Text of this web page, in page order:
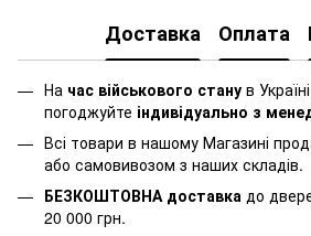
Доставка Оплата
На час військового стану в
погоджуйте індивідуально з
Всі товари в нашому Магазині
або самовивозом з наших складів.
БЕЗКОШТОВНА доставка до
20 000 грн.